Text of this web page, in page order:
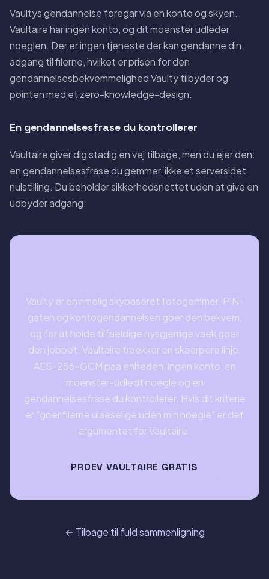
Vaultys gendannelse foregar via en konto og skyen.
Vaultaire har ingen konto, og dit moenster udleder
noeglen. Der er ingen tjeneste der kan gendanne din
adgang til filerne, hvilket er prisen for den
gendannelsesbekvemmelighed Vaulty tilbyder og
pointen med et zero-knowledge-design.
En gendannelsesfrase du kontrollerer
Vaultaire giver dig stadig en vej tilbage, men du ejer den:
en gendannelsesfrase du gemmer, ikke et serversidet
nulstilling. Du beholder sikkerhedsnettet uden at give en
udbyder adgang.
Vaulty er en rimelig skybaseret fotogemmer. PIN-
gaten og kontogendannelsen goer den bekvem,
og for at holde tilfaeldige nysgjerrige vaek goer
den jobbet. Vaultaire traekker en skaerpere linje:
AES-256-GCM paa enheden, ingen konto, en
moenster-udledt noegle og en
gendannelsesfrase du kontrollerer. Hvis dit kriterie
er "goer filerne ulaeselige uden min noegle" er det
argumentet for Vaultaire.
PROEV VAULTAIRE GRATIS
← Tilbage til fuld sammenligning